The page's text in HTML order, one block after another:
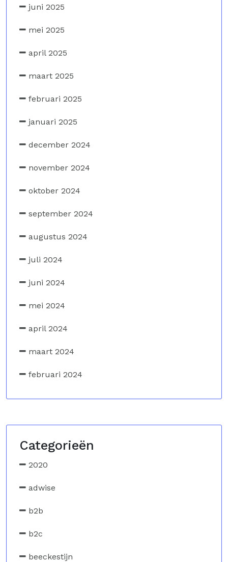
juni 2025
mei 2025
april 2025
maart 2025
februari 2025
januari 2025
december 2024
november 2024
oktober 2024
september 2024
augustus 2024
juli 2024
juni 2024
mei 2024
april 2024
maart 2024
februari 2024
Categorieën
2020
adwise
b2b
b2c
beeckestijn